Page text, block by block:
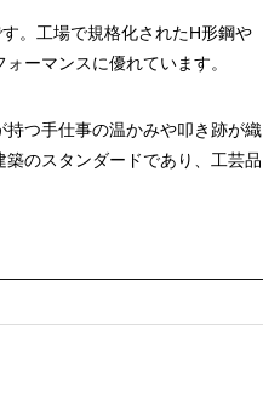
。工場で規格化されたH形鋼や
ーマンスに優れています。
つ手仕事の温かみや叩き跡が織
のスタンダードであり、工芸品